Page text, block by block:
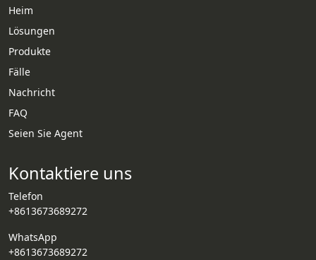
Heim
Lösungen
Produkte
Fälle
Nachricht
FAQ
Seien Sie Agent
Kontaktiere uns
Telefon
+8613673689272
WhatsApp
+8613673689272